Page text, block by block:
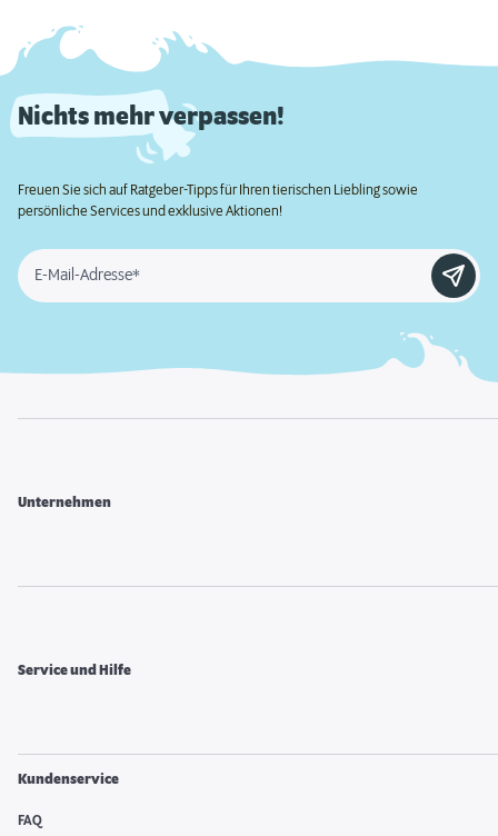
Nichts mehr verpassen!
Freuen Sie sich auf Ratgeber-Tipps für Ihren tierischen Liebling sowie
persönliche Services und exklusive Aktionen!
E-Mail-Adresse*
Unternehmen
Service und Hilfe
Kundenservice
FAQ